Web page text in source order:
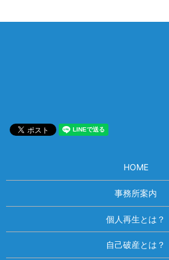
HOME
事務所案内
個人再生とは？
自己破産とは？